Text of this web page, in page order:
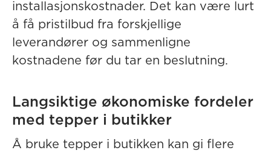
installasjonskostnader. Det kan være lurt
å få pristilbud fra forskjellige
leverandører og sammenligne
kostnadene før du tar en beslutning.
Langsiktige økonomiske fordeler
med tepper i butikker
Å bruke tepper i butikken kan gi flere